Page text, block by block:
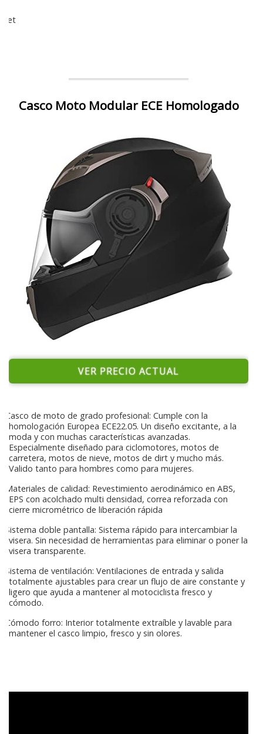
Jet
Casco Moto Modular ECE Homologado
VER PRECIO ACTUAL
Casco de moto de grado profesional: Cumple con la
homologación Europea ECE22.05. Un diseño excitante, a la
moda y con muchas características avanzadas.
Especialmente diseñado para ciclomotores, motos de
carretera, motos de nieve, motos de dirt y mucho más.
Valido tanto para hombres como para mujeres.
Materiales de calidad: Revestimiento aerodinámico en ABS,
EPS con acolchado multi densidad, correa reforzada con
cierre micrométrico de liberación rápida
Sistema doble pantalla: Sistema rápido para intercambiar la
visera. Sin necesidad de herramientas para eliminar o poner la
visera transparente.
Sistema de ventilación: Ventilaciones de entrada y salida
totalmente ajustables para crear un flujo de aire constante y
ligero que ayuda a mantener al motociclista fresco y
cómodo.
Cómodo forro: Interior totalmente extraíble y lavable para
mantener el casco limpio, fresco y sin olores.